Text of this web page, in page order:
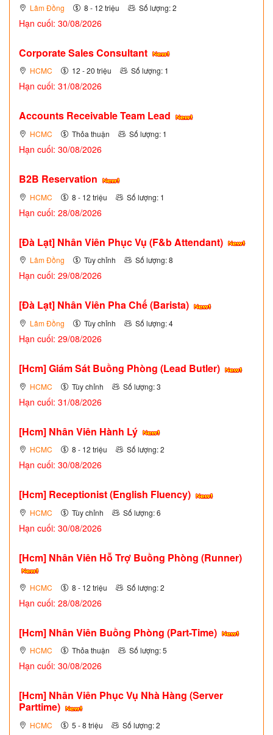
Lâm Đồng 8 - 12 triệu Số lượng: 2
Hạn cuối: 30/08/2026
Corporate Sales Consultant
HCMC 12 - 20 triệu Số lượng: 1
Hạn cuối: 31/08/2026
Accounts Receivable Team Lead
HCMC Thỏa thuận Số lượng: 1
Hạn cuối: 30/08/2026
B2B Reservation
HCMC 8 - 12 triệu Số lượng: 1
Hạn cuối: 28/08/2026
[Đà Lạt] Nhân Viên Phục Vụ (F&b Attendant)
Lâm Đồng Tùy chỉnh Số lượng: 8
Hạn cuối: 29/08/2026
[Đà Lạt] Nhân Viên Pha Chế (Barista)
Lâm Đồng Tùy chỉnh Số lượng: 4
Hạn cuối: 29/08/2026
[Hcm] Giám Sát Buồng Phòng (Lead Butler)
HCMC Tùy chỉnh Số lượng: 3
Hạn cuối: 31/08/2026
[Hcm] Nhân Viên Hành Lý
HCMC 8 - 12 triệu Số lượng: 2
Hạn cuối: 30/08/2026
[Hcm] Receptionist (English Fluency)
HCMC Tùy chỉnh Số lượng: 6
Hạn cuối: 30/08/2026
[Hcm] Nhân Viên Hỗ Trợ Buồng Phòng (Runner)
HCMC 8 - 12 triệu Số lượng: 2
Hạn cuối: 28/08/2026
[Hcm] Nhân Viên Buồng Phòng (Part-Time)
HCMC Thỏa thuận Số lượng: 5
Hạn cuối: 30/08/2026
[Hcm] Nhân Viên Phục Vụ Nhà Hàng (Server
Parttime)
HCMC 5 - 8 triệu Số lượng: 2